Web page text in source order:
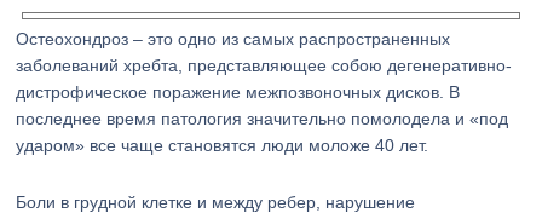
Остеохондроз – это одно из самых распространенных
заболеваний хребта, представляющее собою дегенеративно-
дистрофическое поражение межпозвоночных дисков. В
последнее время патология значительно помолодела и «под
ударом» все чаще становятся люди моложе 40 лет.
Боли в грудной клетке и между ребер, нарушение